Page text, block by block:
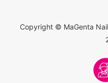
Copyright © MaGenta